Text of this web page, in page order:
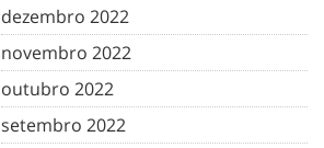
dezembro 2022
novembro 2022
outubro 2022
setembro 2022